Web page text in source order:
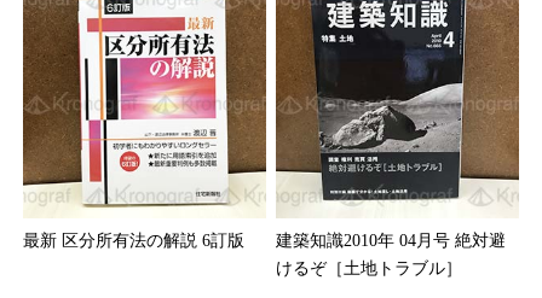
最新 区分所有法の解説 6訂版
建築知識2010年 04月号 絶対避
けるぞ［土地トラブル］